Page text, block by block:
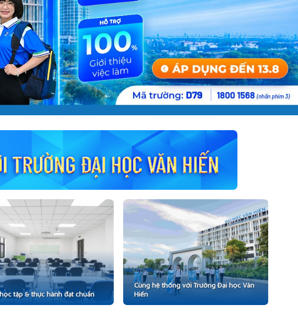
tập & thực hành đạt chuẩn
Cùng hệ thống với Trường Đại học Văn
Hiến